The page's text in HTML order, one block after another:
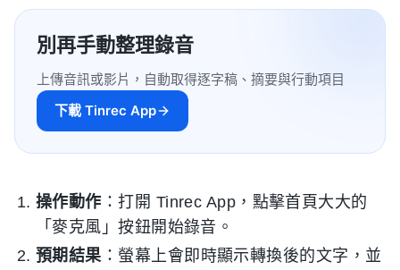
別再手動整理錄音
上傳音訊或影片，自動取得逐字稿、摘要與行動項目
下載 Tinrec App
操作動作 ：打開 Tinrec App，點擊首頁大大的
「麥克風」按鈕開始錄音。
預期結果：螢幕上會即時顯示轉換後的文字，並